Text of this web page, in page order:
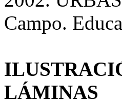
Campo.
LÁMINAS